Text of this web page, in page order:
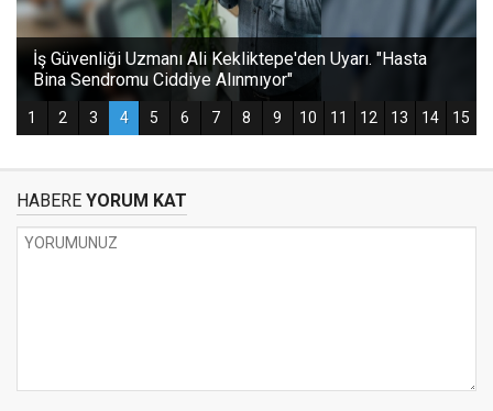
HABERE YORUM KAT